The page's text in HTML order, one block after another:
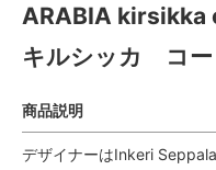
ARABIA kirsikka
キルシッカ コー
商品説明
デザイナーはInkeri